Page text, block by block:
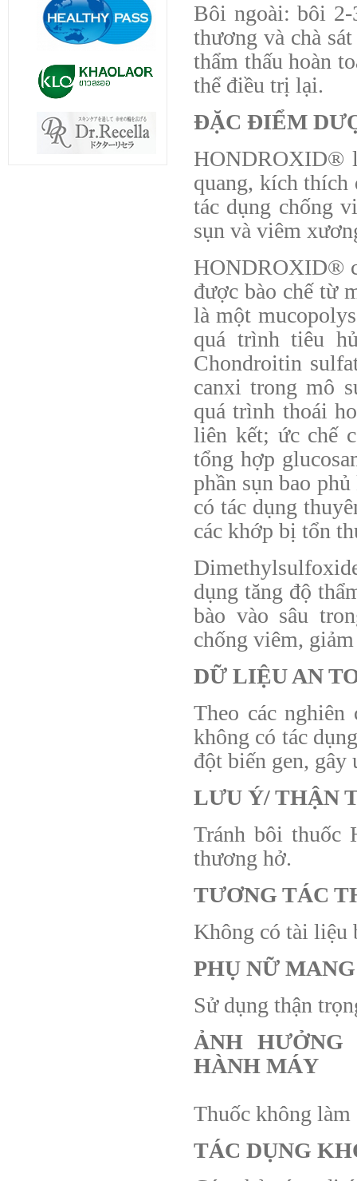
Bôi ngoài: bôi 2-
thương và chà
thẩm thấu hoàn
thể điều trị lại.
ĐẶC ĐIỂM
HONDROXID®
quang, kích thích
tác dụng chống
sụn và viêm
HONDROXID®
được bào chế từ
là một
quá trình tiêu
Chondroitin
canxi trong mô
quá trình thoái
liên kết; ức chế
tổng hợp
phần sụn bao
có tác dụng
các khớp bị tổn
dụng tăng độ
bào vào sâu
chống viêm,
DỮ LIỆU AN
Theo các
không có tác
đột biến gen, gây
LƯU Ý/ THẬN
Tránh bôi thuốc
thương hở.
TƯƠNG TÁC
Không có tài liệu
PHỤ NỮ
Sử dụng thận
ẢNH
HÀNH MÁY
Thuốc không làm
TÁC DỤNG